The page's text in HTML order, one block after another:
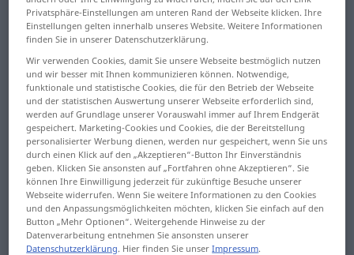
N ... nachdrucken
nachdrücklich ...
Nachgeschmack
nachgewiesenermaßen
... Nachlass
nachlassen ...
Nachrichtendienst
Nachrichtensatellit ...
Nachspiel
nebenan ...
Nebenprodukt
Nebenraum ... Nelke
Nelkenrevolution ...
nervenschwach
Nervenschwäche ...
neuartig
Neuauflage ...
Neumond
Privatsphäre-Einstellungen am unteren Rand der Webseite klicken. Ihre
Einstellungen gelten innerhalb unseres Website. Weitere Informationen
finden Sie in unserer Datenschutzerklärung.
Wir verwenden Cookies, damit Sie unsere Webseite bestmöglich nutzen
und wir besser mit Ihnen kommunizieren können. Notwendige,
funktionale und statistische Cookies, die für den Betrieb der Webseite
und der statistischen Auswertung unserer Webseite erforderlich sind,
werden auf Grundlage unserer Vorauswahl immer auf Ihrem Endgerät
gespeichert. Marketing-Cookies und Cookies, die der Bereitstellung
personalisierter Werbung dienen, werden nur gespeichert, wenn Sie uns
durch einen Klick auf den „Akzeptieren“-Button Ihr Einverständnis
geben. Klicken Sie ansonsten auf „Fortfahren ohne Akzeptieren“. Sie
können Ihre Einwilligung jederzeit für zukünftige Besuche unserer
Webseite widerrufen. Wenn Sie weitere Informationen zu den Cookies
und den Anpassungsmöglichkeiten möchten, klicken Sie einfach auf den
Button „Mehr Optionen“. Weitergehende Hinweise zu der
Datenverarbeitung entnehmen Sie ansonsten unserer
Datenschutzerklärung. Hier finden Sie unserImpressum.